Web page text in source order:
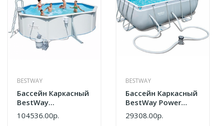
BESTWAY
Бассейн Каркасный
BestWay
500*360*120см
56586
104536.00р.
BESTWAY
Бассейн Каркасный
BestWay Power
Steel 282*196*84см
56629
29308.00р.